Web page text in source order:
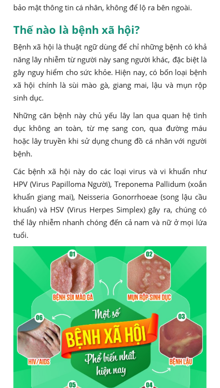
bảo mật thông tin cá nhân, không để lộ ra bên ngoài.
Thế nào là bệnh xã hội?
Bệnh xã hội là thuật ngữ dùng để chỉ những bệnh có khả
năng lây nhiễm từ người này sang người khác, đặc biệt là
gây nguy hiểm cho sức khỏe. Hiện nay, có bốn loại bệnh
xã hội chính là sùi mào gà, giang mai, lậu và mụn rộp
sinh dục.
Những căn bệnh này chủ yếu lây lan qua quan hệ tình
dục không an toàn, từ mẹ sang con, qua đường máu
hoặc lây truyền khi sử dụng chung đồ cá nhân với người
bệnh.
Các bệnh xã hội này do các loại virus và vi khuẩn như
HPV (Virus Papilloma Người), Treponema Pallidum (xoắn
khuẩn giang mai), Neisseria Gonorrhoeae (song lậu cầu
khuẩn) và HSV (Virus Herpes Simplex) gây ra, chúng có
thể lây nhiễm nhanh chóng đến cả nam và nữ ở mọi lứa
tuổi.